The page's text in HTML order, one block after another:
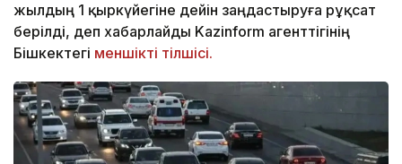
жылдың 1 қыркүйегіне дейін заңдастыруға рұқсат
берілді, деп хабарлайды Kazinform агенттігінің
Бішкектегі меншікті тілшісі.